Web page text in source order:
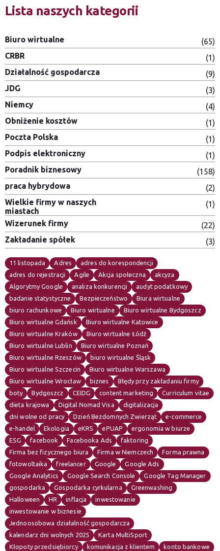
Lista naszych kategorii
Biuro wirtualne
(65)
CRBR
(1)
Działalność gospodarcza
(9)
JDG
(3)
Niemcy
(4)
Obniżenie kosztów
(1)
Poczta Polska
(1)
Podpis elektroniczny
(1)
Poradnik biznesowy
(158)
praca hybrydowa
(2)
Wielkie firmy w naszych
miastach
(1)
Wizerunek firmy
(22)
Zakładanie spółek
(3)
11 listopada Adres
adres do korespondencji
adres do rejestracji
Agile Akcja społeczna
akcyza
Algorytmy Google
analiza konkurencji
audyt podatkowy
badanie statystyczne
Bezpieczeństwo
Biura wirtualne
biuro rachunkowe
Biuro wirtualne
Biuro wirtualne Bydgoszcz
Biuro wirtualne Gdańsk
Biuro wirtualne Katowice
Biuro wirtualne Kraków
Biuro wirtualne Łódź
Biuro wirtualne Lublin
Biuro wirtualne Poznań
Biuro wirtualne Rzeszów
biuro wirtualne Śląsk
Biuro wirtualne Szczecin
Biuro wirtualne Warszawa
Biuro wirtualne Wrocław
biznes
Błędy przy zakładaniu firmy
boty
Bydgoszcz CEIDG content marketing
Curriculum vitae
dieta krajowa
Digital Nomad Visa
digitalizacja
dni wolne od pracy
Dzień Bezdomnych Zwierząt
e-commerce
e-handel
Ekologia eKRS ePUAP
ergonomia w biurze
ESG
facebook Facebooka Ads
faktoring
Firma bez fizycznego biura
Firma w Niemczech
Forma prawna
fotowoltaika
freelancer Google
Google Ads
Google Analytics
Google Search Console
Google Tag Manager
gospodarka
Gospodarka cyrkularna
Greenwashing
Halloween
HR inflacja
inwestowanie
inwestowanie w biznesie
Jednoosobowa działalność gospodarcza
kalendarz dni wolnych 2025
Karta MultiSport
Kłopoty przedsiębiorcy
komunikacja z klientem konto bankowe